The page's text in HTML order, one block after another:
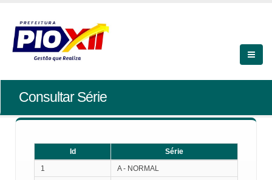
Consultar Série
Id
Série
1
A - NORMAL